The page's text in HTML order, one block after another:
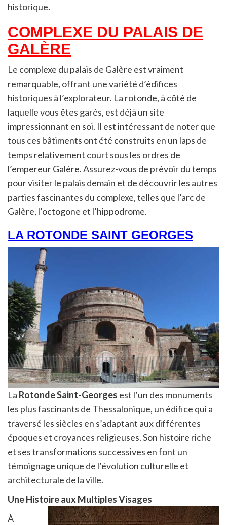
historique.
COMPLEXE DU PALAIS DE
GALÈRE
Le complexe du palais de Galère est vraiment
remarquable, offrant une variété d’édifices
historiques à l’explorateur. La rotonde, à côté de
laquelle vous êtes garés, est déjà un site
impressionnant en soi. Il est intéressant de noter que
tous ces bâtiments ont été construits en un laps de
temps relativement court sous les ordres de
l’empereur Galère. Assurez-vous de prévoir du temps
pour visiter le palais demain et de découvrir les autres
parties fascinantes du complexe, telles que l’arc de
Galère, l’octogone et l’hippodrome.
LA ROTONDE SAINT GEORGES
La Rotonde Saint-Georges est l’un des monuments
les plus fascinants de Thessalonique, un édifice qui a
traversé les siècles en s’adaptant aux différentes
époques et croyances religieuses. Son histoire riche
et ses transformations successives en font un
témoignage unique de l’évolution culturelle et
architecturale de la ville.
Une Histoire aux Multiples Visages
À